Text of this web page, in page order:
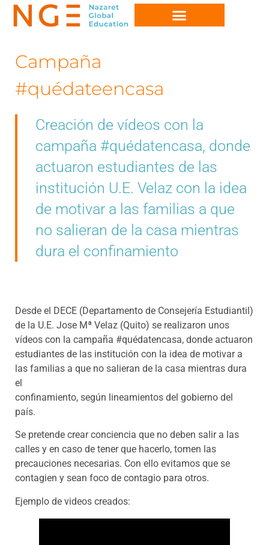
Campaña
#quédateencasa
Creación de vídeos con la
campaña #quédatencasa, donde
actuaron estudiantes de las
institución U.E. Velaz con la idea
de motivar a las familias a que
no salieran de la casa mientras
dura el confinamiento
Desde el DECE (Departamento de Consejería Estudiantil)
de la U.E. Jose Mª Velaz (Quito) se realizaron unos
vídeos con la campaña #quédatencasa, donde actuaron
estudiantes de las institución con la idea de motivar a
las familias a que no salieran de la casa mientras dura
el
confinamiento, según lineamientos del gobierno del
país.
Se pretende crear conciencia que no deben salir a las
calles y en caso de tener que hacerlo, tomen las
precauciones necesarias. Con ello evitamos que se
contagien y sean foco de contagio para otros.
Ejemplo de videos creados: